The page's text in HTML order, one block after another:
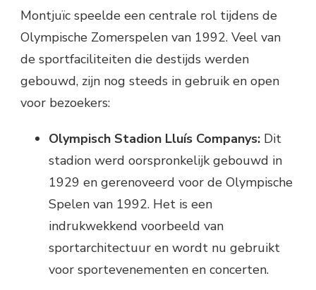
Montjuïc speelde een centrale rol tijdens de
Olympische Zomerspelen van 1992. Veel van
de sportfaciliteiten die destijds werden
gebouwd, zijn nog steeds in gebruik en open
voor bezoekers:
Olympisch Stadion Lluís Companys: Dit
stadion werd oorspronkelijk gebouwd in
1929 en gerenoveerd voor de Olympische
Spelen van 1992. Het is een
indrukwekkend voorbeeld van
sportarchitectuur en wordt nu gebruikt
voor sportevenementen en concerten.